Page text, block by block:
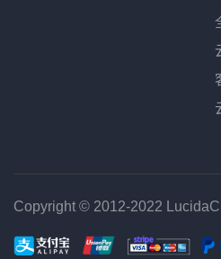
Copyright © 2012-2022